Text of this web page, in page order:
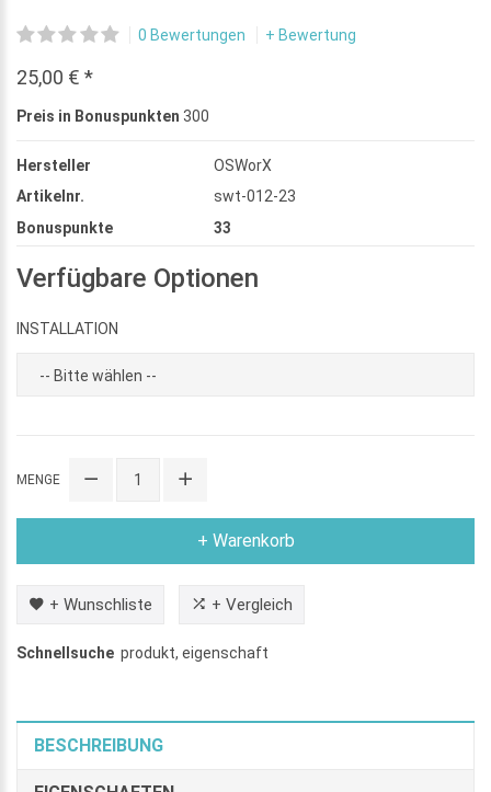
0 Bewertungen + Bewertung
25,00 € *
Preis in Bonuspunkten 300
Hersteller
OSWorX
Artikelnr.
swt-012-23
Bonuspunkte
33
Verfügbare Optionen
INSTALLATION
MENGE
+ Warenkorb
+ Wunschliste + Vergleich
Schnellsuche produkt, eigenschaft
BESCHREIBUNG